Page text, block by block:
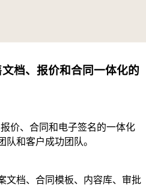
档、报价和合同一体化的
价、合同和电子签名的一体化
队和客户成功团队。
文档、合同模板、内容库、审批